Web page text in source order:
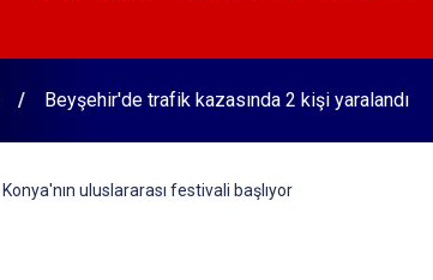
Beyşehir'de trafik kazasında 2 kişi yaralandı
Konya'nın uluslararası festivali başlıyor